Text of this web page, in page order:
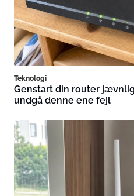
Teknologi
Genstart din router
undgå denne ene fejl